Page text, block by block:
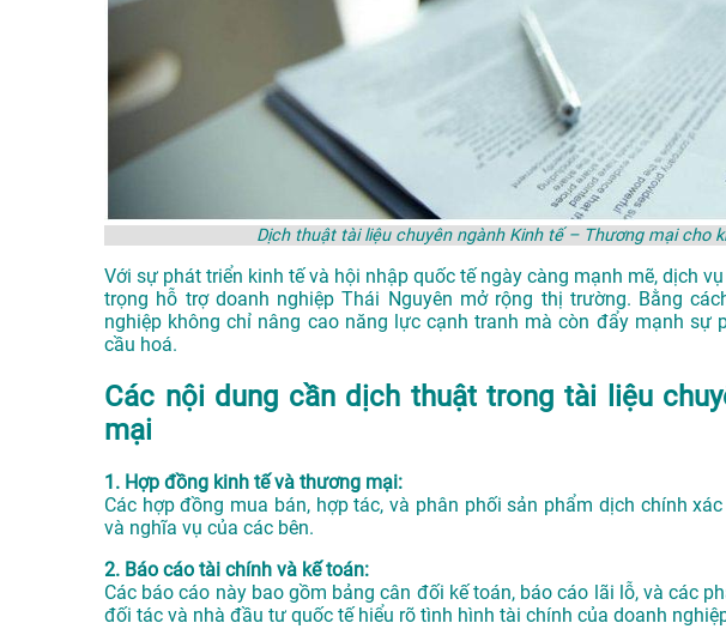
Dịch thuật tài liệu chuyên ngành Kinh tế – Thương mại cho
Với sự phát triển kinh tế và hội nhập quốc tế ngày càng mạnh mẽ, dịch
trọng hỗ trợ doanh nghiệp Thái Nguyên mở rộng thị trường. Bằng
nghiệp không chỉ nâng cao năng lực cạnh tranh mà còn đẩy mạnh sự
cầu hoá.
Các nội dung cần dịch thuật trong tài liệu
mại
1. Hợp đồng kinh tế và thương mại:
Các hợp đồng mua bán, hợp tác, và phân phối sản phẩm dịch chính
và nghĩa vụ của các bên.
2. Báo cáo tài chính và kế toán:
Các báo cáo này bao gồm bảng cân đối kế toán, báo cáo lãi lỗ, và các
đối tác và nhà đầu tư quốc tế hiểu rõ tình hình tài chính của doanh